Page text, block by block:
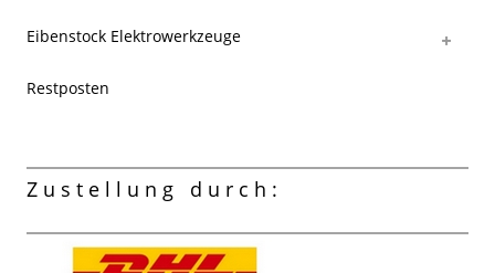
Eibenstock Elektrowerkzeuge
Restposten
Zustellung durch: